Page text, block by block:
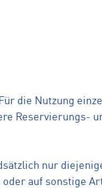
die Nutzung
Reservierungs-
nur
auf sonstige